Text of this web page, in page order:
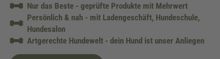
Nur das Beste - geprüfte Produkte mit Mehrwert
Persönlich & nah - mit Ladengeschäft, Hundeschule,
Hundesalon
Artgerechte Hundewelt - dein Hund ist unser Anliegen